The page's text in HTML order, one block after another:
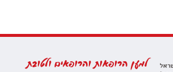
למען הרופאות והרופאים ולטובת